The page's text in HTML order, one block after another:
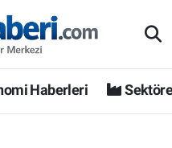
Haberleri